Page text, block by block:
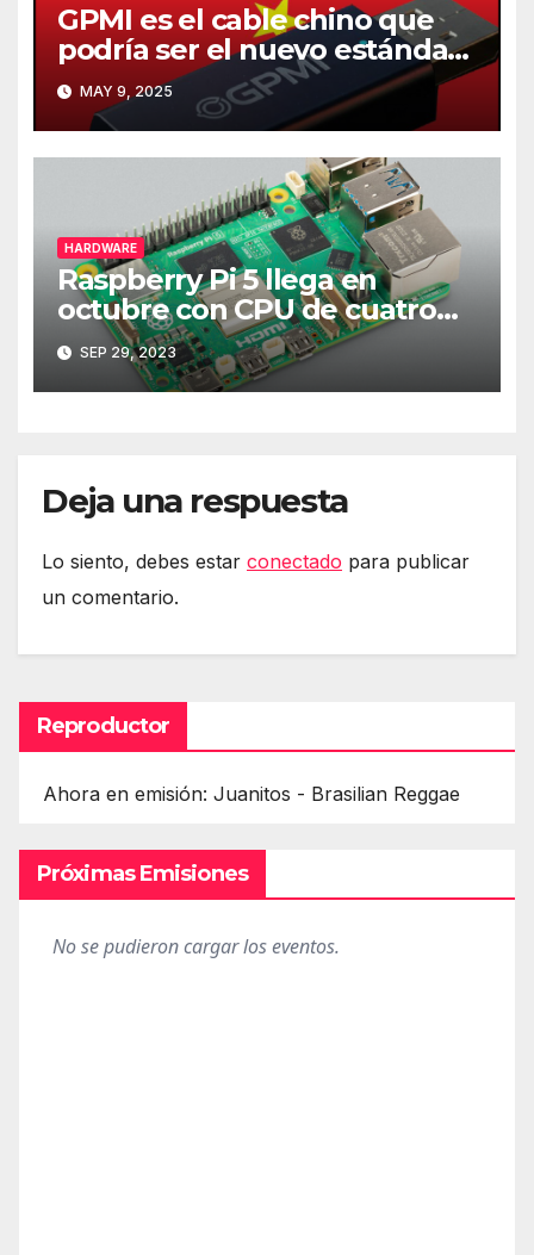
GPMI es el cable chino que
podría ser el nuevo estándar
de carga y transferencia de
datos
MAY 9, 2025
HARDWARE
Raspberry Pi 5 llega en
octubre con CPU de cuatro
núcleos y más RAM
SEP 29, 2023
Deja una respuesta
Lo siento, debes estar conectado para publicar
un comentario.
Reproductor
Ahora en emisión: Juanitos - Brasilian Reggae
Próximas Emisiones